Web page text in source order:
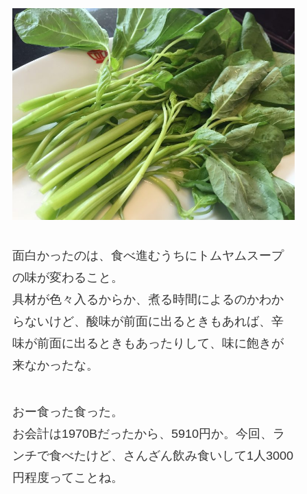
面白かったのは、食べ進むうちにトムヤムスープ
の味が変わること。
具材が色々入るからか、煮る時間によるのかわか
らないけど、酸味が前面に出るときもあれば、辛
味が前面に出るときもあったりして、味に飽きが
来なかったな。
おー食った食った。
お会計は1970Bだったから、5910円か。今回、ラ
ンチで食べたけど、さんざん飲み食いして1人3000
円程度ってことね。